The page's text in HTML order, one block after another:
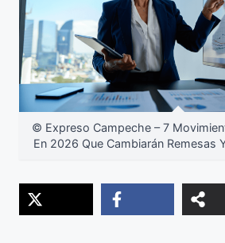
© Expreso Campeche – 7
En 2026 Que Cambiarán Remesas